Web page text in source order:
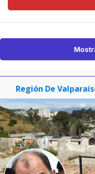
Región De